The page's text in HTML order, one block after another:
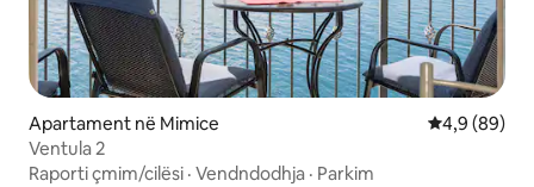
Apartament në Mimice Vlerësimi
4,9 (89)
Ventula 2
Raporti çmim/cilësi · Vendndodhja · Parkim